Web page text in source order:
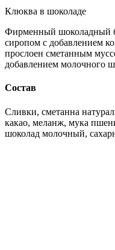
Клюква в шоколаде
Фирменный шоколадный
сиропом с добавлением
прослоен сметанным
добавлением молочного
Состав
Сливки, сметанна
какао, меланж, мука
шоколад молочный,